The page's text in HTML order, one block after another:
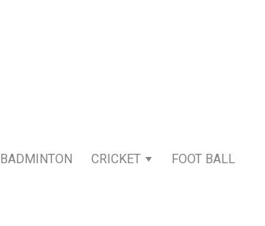
BADMINTON CRICKET FOOT BALL